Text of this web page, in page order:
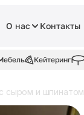
О нас Контакты
Кейтеринг
сыром и шпинатом